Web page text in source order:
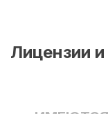
Лицензии